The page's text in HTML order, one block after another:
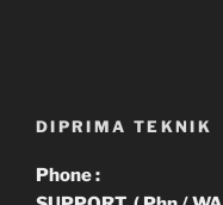
DIPRIMA TEKNIK
Phone :